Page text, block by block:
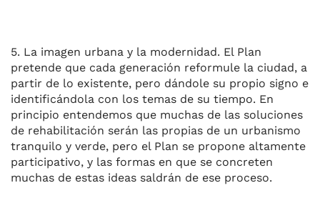
5. La imagen urbana y la modernidad. El Plan
pretende que cada generación reformule la ciudad, a
partir de lo existente, pero dándole su propio signo e
identificándola con los temas de su tiempo. En
principio entendemos que muchas de las soluciones
de rehabilitación serán las propias de un urbanismo
tranquilo y verde, pero el Plan se propone altamente
participativo, y las formas en que se concreten
muchas de estas ideas saldrán de ese proceso.